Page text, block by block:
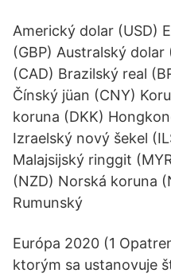
Americký dolar (USD)
(GBP) Australský
(CAD) Brazilský real
Čínský jüan (CNY)
koruna (DKK)
Izraelský nový šekel
Malajsijský ringgit
(NZD) Norská koruna
Rumunský
Európa 2020 (1
ktorým sa ustanovuje